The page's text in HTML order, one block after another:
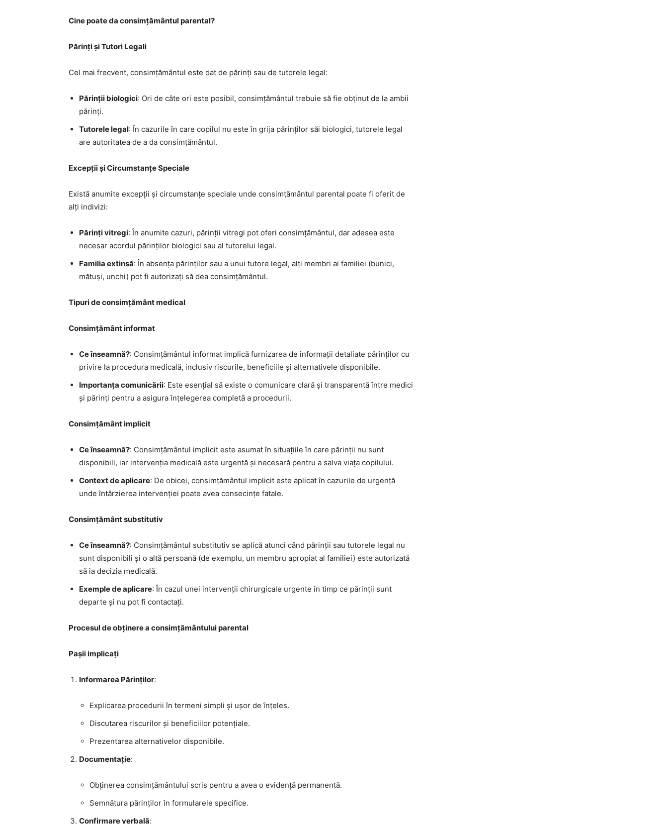
Cine poate da consimțământul parental?
Părinți și Tutori Legali
Cel mai frecvent, consimțământul este dat de părinți sau de tutorele legal:
Părinții biologici: Ori de câte ori este posibil, consimțământul trebuie să fie obținut de la ambii
părinți.
Tutorele legal: În cazurile în care copilul nu este în grija părinților săi biologici, tutorele legal
are autoritatea de a da consimțământul.
Excepții și Circumstanțe Speciale
Există anumite excepții și circumstanțe speciale unde consimțământul parental poate fi oferit de
alți indivizi:
Părinți vitregi: În anumite cazuri, părinții vitregi pot oferi consimțământul, dar adesea este
necesar acordul părinților biologici sau al tutorelui legal.
Familia extinsă: În absența părinților sau a unui tutore legal, alți membri ai familiei (bunici,
mătuși, unchi) pot fi autorizați să dea consimțământul.
Tipuri de consimțământ medical
Consimțământ informat
Ce înseamnă?: Consimțământul informat implică furnizarea de informații detaliate părinților cu
privire la procedura medicală, inclusiv riscurile, beneficiile și alternativele disponibile.
Importanța comunicării: Este esențial să existe o comunicare clară și transparentă între medici
și părinți pentru a asigura înțelegerea completă a procedurii.
Consimțământ implicit
Ce înseamnă?: Consimțământul implicit este asumat în situațiile în care părinții nu sunt
disponibili, iar intervenția medicală este urgentă și necesară pentru a salva viața copilului.
Context de aplicare: De obicei, consimțământul implicit este aplicat în cazurile de urgență
unde întârzierea intervenției poate avea consecințe fatale.
Consimțământ substitutiv
Ce înseamnă?: Consimțământul substitutiv se aplică atunci când părinții sau tutorele legal nu
sunt disponibili și o altă persoană (de exemplu, un membru apropiat al familiei) este autorizată
să ia decizia medicală.
Exemple de aplicare: În cazul unei intervenții chirurgicale urgente în timp ce părinții sunt
departe și nu pot fi contactați.
Procesul de obținere a consimțământului parental
Pașii implicați
Informarea Părinților:
Explicarea procedurii în termeni simpli și ușor de înțeles.
Discutarea riscurilor și beneficiilor potențiale.
Prezentarea alternativelor disponibile.
Documentație:
Obținerea consimțământului scris pentru a avea o evidență permanentă.
Semnătura părinților în formularele specifice.
Confirmare verbală: